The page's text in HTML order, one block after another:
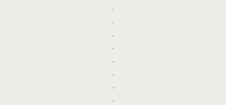
.
.
.
.
.
.
.
.